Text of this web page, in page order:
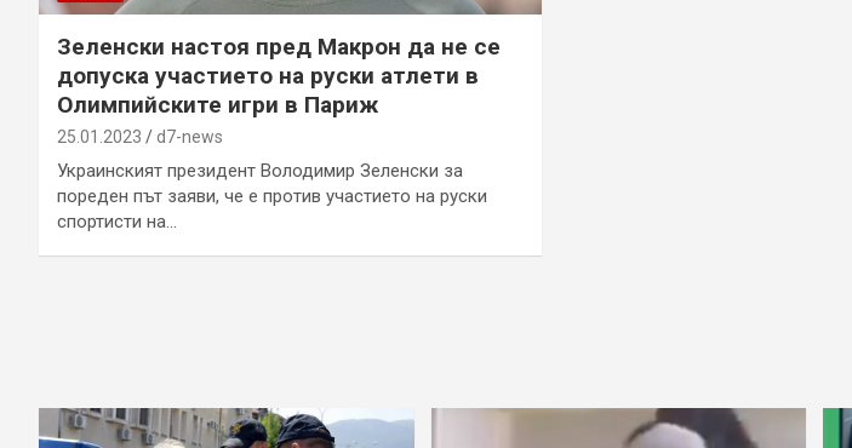
Зеленски настоя пред Макрон да не се
допуска участието на руски атлети в
Олимпийските игри в Париж
25.01.2023 d7-news
Украинският президент Володимир Зеленски за
пореден път заяви, че е против участието на руски
спортисти на…